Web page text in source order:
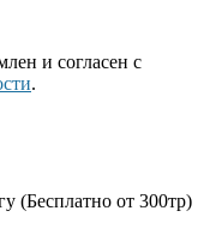
и согласен с
.
(Бесплатно от 300тр)